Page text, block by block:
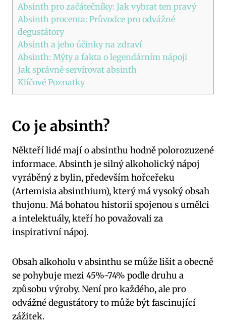
Absinth⁢ pro začátečníky: Jak vybrat ten ⁤pravý
Absinth procenta:‌ Průvodce pro ⁢odvážné
degustátory
Absinth a jeho účinky na ‍zdraví
Absinth: Mýty⁤ a fakta​ o legendárním nápoji
Jak správně servírovat absinth
Klíčové Poznatky
Co⁤ je absinth?
Někteří lidé mají ⁣o absinthu⁤ hodně polorozuzené
informace. Absinth je‍ silný alkoholický nápoj
vyráběný z bylin, především hořceřeku
(Artemisia ‌absinthium), ⁢který má vysoký obsah
thujonu. Má bohatou historii spojenou ⁤s umělci
a intelektuály, kteří ho považovali za
inspirativní ‌nápoj.
Obsah⁣ alkoholu v absinthu se může ⁤lišit a obecně
se pohybuje mezi 45%-74% ⁣podle druhu a
způsobu výroby. Není pro každého, ale pro
odvážné degustátory to může být fascinující
zážitek.